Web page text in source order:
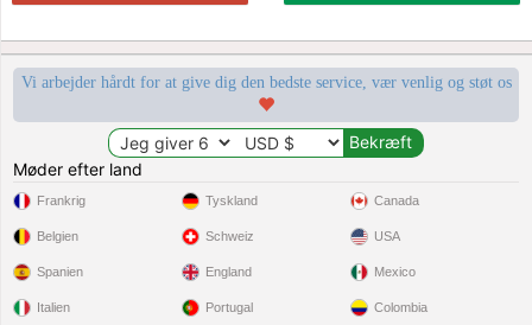
Vi arbejder hårdt for at give dig den bedste service, vær venlig og støt os
Møder efter land
Frankrig
Belgien
Spanien
Italien
Tyskland
Schweiz
England
Portugal
Canada
USA
Mexico
Colombia